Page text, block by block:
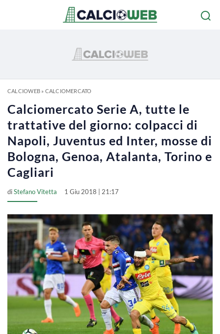
CALCIOWEB» CALCIOMERCATO
Calciomercato Serie A, tutte le
trattative del giorno: colpacci di
Napoli, Juventus ed Inter, mosse di
Bologna, Genoa, Atalanta, Torino e
Cagliari
diStefano Vitetta 1 Giu 2018 | 21:17